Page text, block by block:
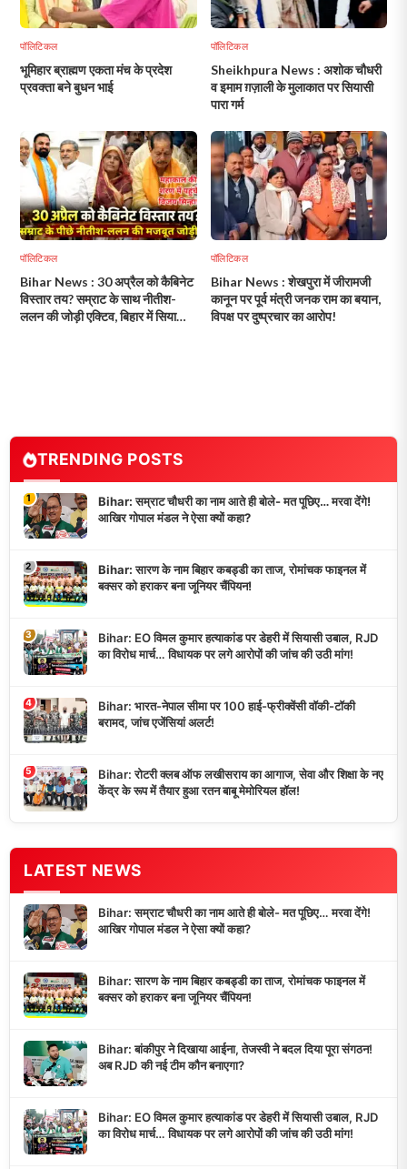
पॉलिटिकल
भूमिहार ब्राह्मण एकता मंच के प्रदेश
प्रवक्ता बने बुधन भाई
पॉलिटिकल
Sheikhpura News : अशोक चौधरी
व इमाम ग़ज़ाली के मुलाकात पर सियासी
पारा गर्म
पॉलिटिकल
Bihar News : 30 अप्रैल को कैबिनेट
विस्तार तय? सम्राट के साथ नीतीश-
ललन की जोड़ी एक्टिव, बिहार में सियासी
पॉलिटिकल
Bihar News : शेखपुरा में जीरामजी
कानून पर पूर्व मंत्री जनक राम का बयान,
विपक्ष पर दुष्प्रचार का आरोप!
TRENDING POSTS
1
Bihar: सम्राट चौधरी का नाम आते ही बोले- मत पूछिए… मरवा देंगे!
आखिर गोपाल मंडल ने ऐसा क्यों कहा?
2
Bihar: सारण के नाम बिहार कबड्डी का ताज, रोमांचक फाइनल में
बक्सर को हराकर बना जूनियर चैंपियन!
3
Bihar: EO विमल कुमार हत्याकांड पर डेहरी में सियासी उबाल, RJD
का विरोध मार्च… विधायक पर लगे आरोपों की जांच की उठी मांग!
4
Bihar: भारत-नेपाल सीमा पर 100 हाई-फ्रीक्वेंसी वॉकी-टॉकी
बरामद, जांच एजेंसियां अलर्ट!
5
Bihar: रोटरी क्लब ऑफ लखीसराय का आगाज, सेवा और शिक्षा के नए
केंद्र के रूप में तैयार हुआ रतन बाबू मेमोरियल हॉल!
LATEST NEWS
Bihar: सम्राट चौधरी का नाम आते ही बोले- मत पूछिए… मरवा देंगे!
आखिर गोपाल मंडल ने ऐसा क्यों कहा?
Bihar: सारण के नाम बिहार कबड्डी का ताज, रोमांचक फाइनल में
बक्सर को हराकर बना जूनियर चैंपियन!
Bihar: बांकीपुर ने दिखाया आईना, तेजस्वी ने बदल दिया पूरा संगठन!
अब RJD की नई टीम कौन बनाएगा?
Bihar: EO विमल कुमार हत्याकांड पर डेहरी में सियासी उबाल, RJD
का विरोध मार्च… विधायक पर लगे आरोपों की जांच की उठी मांग!